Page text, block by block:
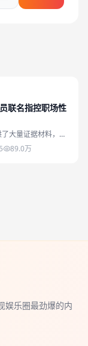
联名指控职场性
大量证据材料，相
89.0万
娱乐圈最劲爆的内